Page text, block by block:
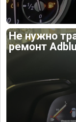
Не нужно
ремонт